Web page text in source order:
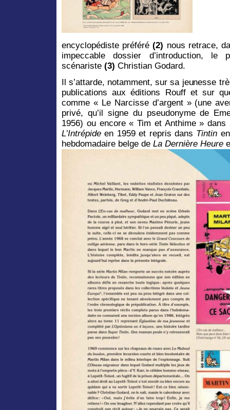
encyclopédiste préféré(2) nous retrace,
impeccable dossier d’introduction, le
scénariste (3) Christian Godard.
Il s’attarde, notamment, sur sa jeunesse
publications aux éditions Rouff et sur
comme « Le Narcisse d’argent » (une
privé, qu’il signe du pseudonyme de
1956) ou encore « Tim et Anthime » dans
L’Intrépide en 1959 et repris dans Tintin
hebdomadaire belge de La Dernière Heure